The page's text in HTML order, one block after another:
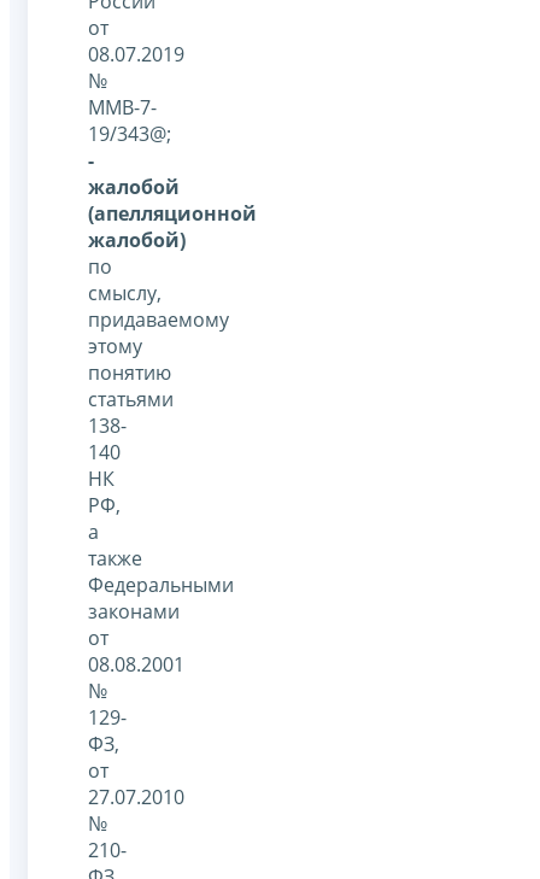
от
08.07.2019
№
ММВ-7-
19/343@;
-
жалобой
(апелляционной
жалобой)
по
смыслу,
придаваемому
этому
понятию
статьями
138-
140
НК
РФ,
а
также
Федеральными
законами
от
08.08.2001
№
129-
ФЗ,
от
27.07.2010
№
210-